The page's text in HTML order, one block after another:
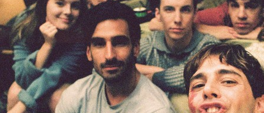
się z informacjami dotyczącymi przetwarzania danych
osobowych, które są zawarte wPolityce prywatności.
WYŚLIJ